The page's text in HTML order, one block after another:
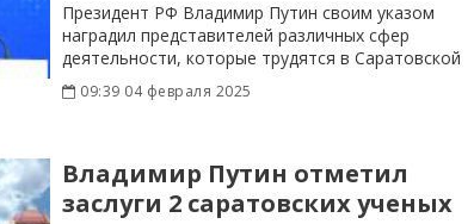
Президент РФ Владимир Путин своим указом
наградил представителей различных сфер
деятельности, которые трудятся в Саратовской
области.
09:39 04 февраля 2025
Владимир Путин отметил
заслуги 2 саратовских ученых